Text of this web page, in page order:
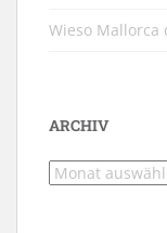
Wieso Mallorca
ARCHIV
Archiv